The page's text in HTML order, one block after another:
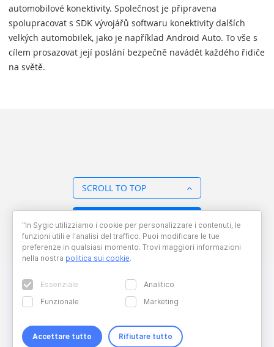
automobilové konektivity. Společnost je připravena
spolupracovat s SDK vývojářů softwaru konektivity dalších
velkých automobilek, jako je například Android Auto. To vše s
cílem prosazovat její poslání bezpečně navádět každého řidiče
na světě.
SCROLL TO TOP
Copyright © 2026 Sygic. All right reserved. Developed by
"In Sygic utilizziamo i cookie per personalizzare i contenuti, le
funzioni utili e l'analisi del traffico. Puoi modificare le tue
preferenze in qualsiasi momento. Trovi maggiori informazioni
nella nostra politica sui cookie.
Essenziale
Analitico
Funzionale
Marketing
Accettare tutto Rifiutare tutto